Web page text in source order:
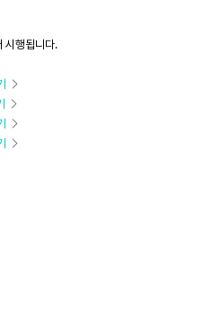
행됩니다.